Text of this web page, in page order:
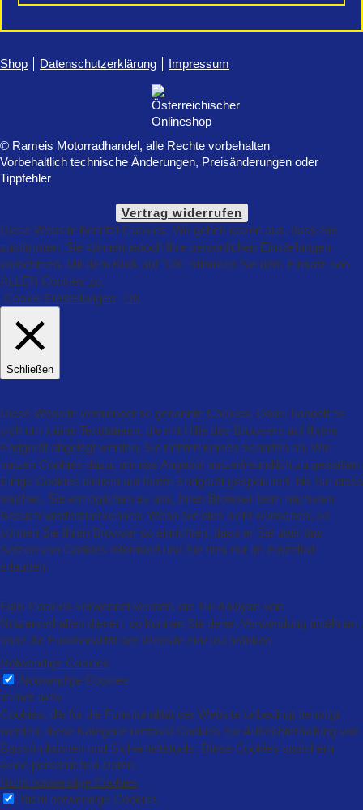
Shop Datenschutzerklärung Impressum
© Rameis Motorradhandel, alle Rechte vorbehalten
Vorbehaltlich technische Änderungen, Preisänderungen oder
Tippfehler
Vertrag widerrufen
Diese Website benützt Cookies. Wir gehen davon aus, dass Sie
zustimmen, Sie können jedoch Ihre persönlichen Einstellungen
vornehmen. Mit dem Klick auf "OK" stimmen Sie dem Einsatz von
ALLEN Cookies zu.
Cookie Einstellungen
OK
Schließen
Diese Website verwendet so genannte Cookies. Dabei handelt es
sich um kleine Textdateien, die mit Hilfe des Browsers auf Ihrem
Endgerät abgelegt werden. Sie richten keinen Schaden an. Wir
nutzen Cookies dazu, um das Angebot nutzerfreundlich zu gestalten.
Einige Cookies bleiben auf Ihrem Endgerät gespeichert, bis Sie diese
löschen. Sie ermöglichen es uns, Ihren Browser beim nächsten
Besuch wiederzuerkennen. Wenn Sie dies nicht wünschen, so
können Sie Ihren Browser so einrichten, dass er Sie über das
Setzen von Cookies informiert und Sie dies nur im Einzelfall
erlauben.
Falls Cookies verwendet werden, die zur Analyse von
Nutzerverhalten dienen, so können Sie deren Verwendung ablehnen,
ohne die Funktionalität der Website einzuschränken
Notwendige Cookies
Notwendige Cookies
immer aktiv
Cookies, die für die Funktionalität der Website unbedingt benötigt
werden: diese Kategorie umfasst Cookies zur Aufrechterhaltung von
Basisfunktionen und Sicherheitstools. Diese Cookies speichern
keine persönlichen Daten.
Nicht notwendige Cookies
Nicht notwendige Cookies